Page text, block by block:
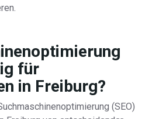
für
in Freiburg?
(SEO)